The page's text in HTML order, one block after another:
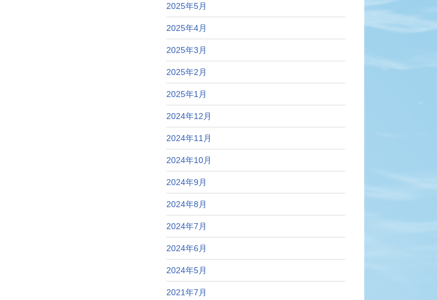
2025年5月
2025年4月
2025年3月
2025年2月
2025年1月
2024年12月
2024年11月
2024年10月
2024年9月
2024年8月
2024年7月
2024年6月
2024年5月
2021年7月